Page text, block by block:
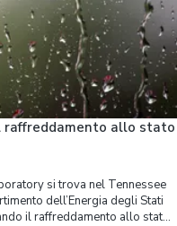
raffreddamento allo stato
si trova nel Tennessee
dell’Energia degli Stati
il raffreddamento allo stato